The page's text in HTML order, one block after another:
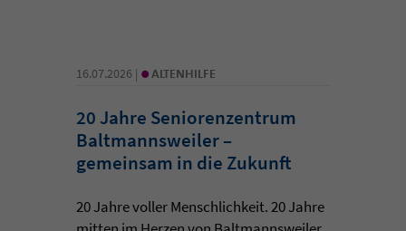
16.07.2026 | •ALTENHILFE
20 Jahre Seniorenzentrum
Baltmannsweiler –
gemeinsam in die Zukunft
20 Jahre voller Menschlichkeit. 20 Jahre